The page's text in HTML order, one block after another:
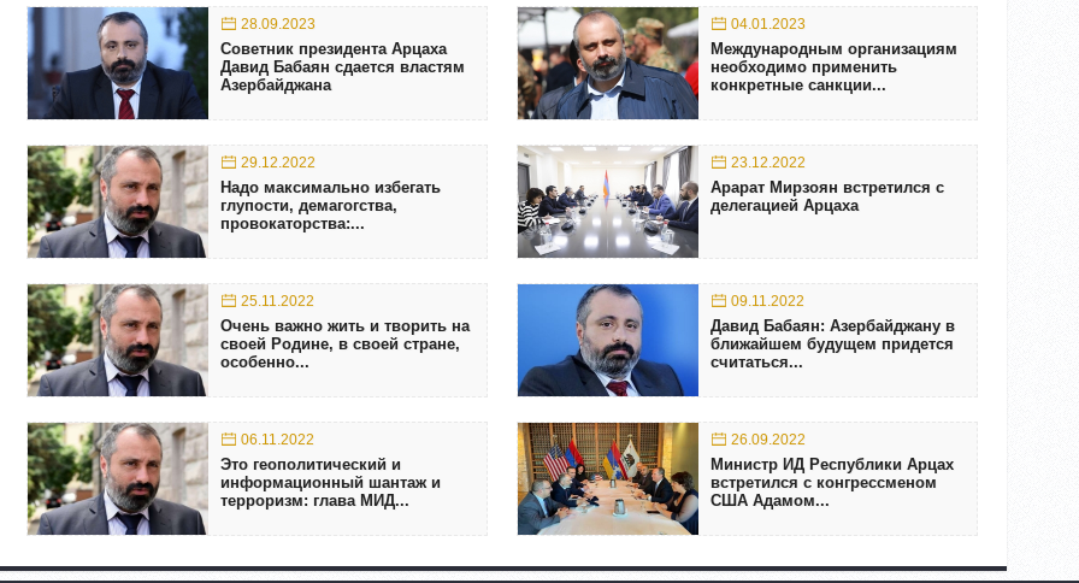
28.09.2023
Советник президента Арцаха
Давид Бабаян сдается властям
Азербайджана
04.01.2023
Международным организациям
необходимо применить
конкретные санкции...
29.12.2022
Надо максимально избегать
глупости, демагогства,
провокаторства:...
23.12.2022
Арарат Мирзоян встретился с
делегацией Арцаха
25.11.2022
Очень важно жить и творить на
своей Родине, в своей стране,
особенно...
09.11.2022
Давид Бабаян: Азербайджану в
ближайшем будущем придется
считаться...
06.11.2022
Это геополитический и
информационный шантаж и
терроризм: глава МИД...
26.09.2022
Министр ИД Республики Арцах
встретился с конгрессменом
США Адамом...